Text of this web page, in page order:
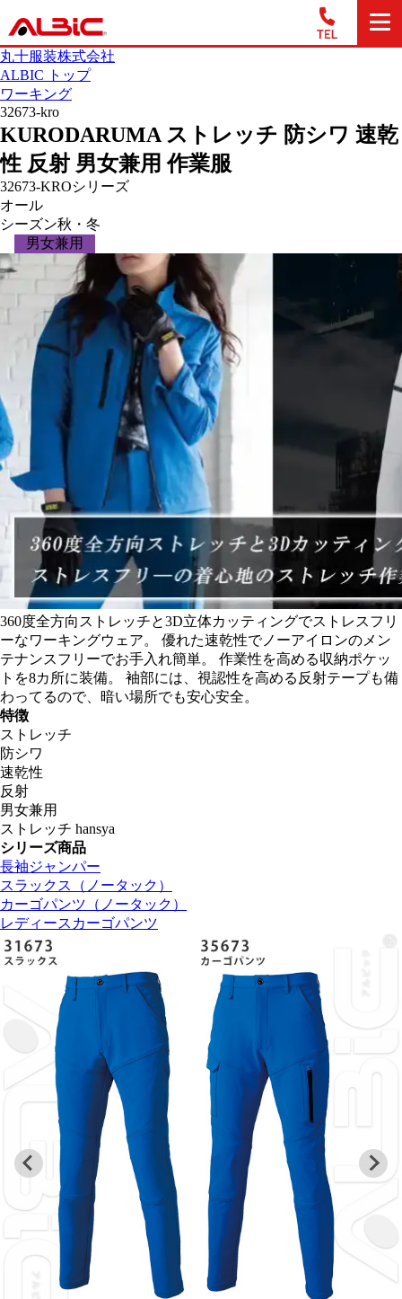
丸十服装株式会社
ALBIC トップ
ワーキング
32673-kro
KURODARUMA ストレッチ 防シワ 速乾
性 反射 男女兼用 作業服
32673-KROシリーズ
オール
シーズン秋・冬
男女兼用
360度全方向ストレッチと3D立体カッティングでストレスフリ
ーなワーキングウェア。 優れた速乾性でノーアイロンのメン
テナンスフリーでお手入れ簡単。 作業性を高める収納ポケッ
トを8カ所に装備。 袖部には、視認性を高める反射テープも備
わってるので、暗い場所でも安心安全。
特徴
ストレッチ
防シワ
速乾性
反射
男女兼用
ストレッチ hansya
シリーズ商品
長袖ジャンパー
スラックス（ノータック）
カーゴパンツ（ノータック）
レディースカーゴパンツ